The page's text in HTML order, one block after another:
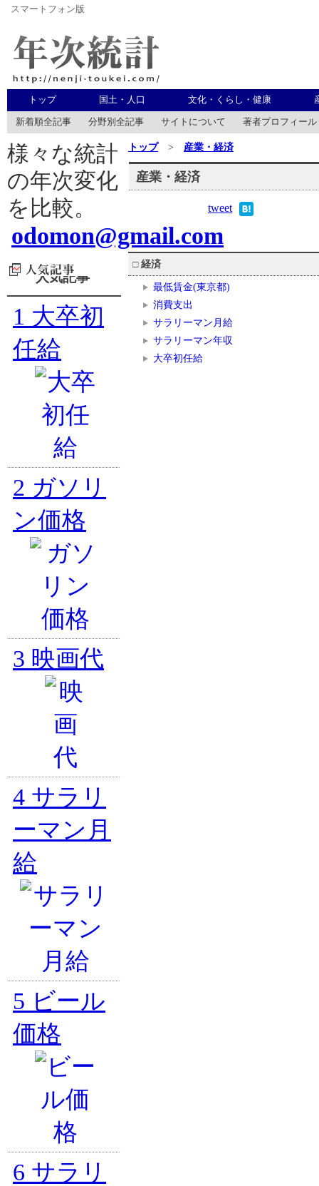
スマートフォン版
年次統計
トップ 国土・人口 文化・くらし・健康
新着順全記事 分野別全記事 サイトについて 著者プロフィール
トップ> 産業・経済
産業・経済
tweet
□経済
最低賃金(東京都)
消費支出
サラリーマン月給
サラリーマン年収
大卒初任給
様々な統計
の年次変化
を比較。
odomon@gmail.com
人気記事
1 大卒初
任給
2 ガソリ
ン価格
3 映画代
4 サラリ
ーマン月
給
5 ビール
価格
6 サラリ